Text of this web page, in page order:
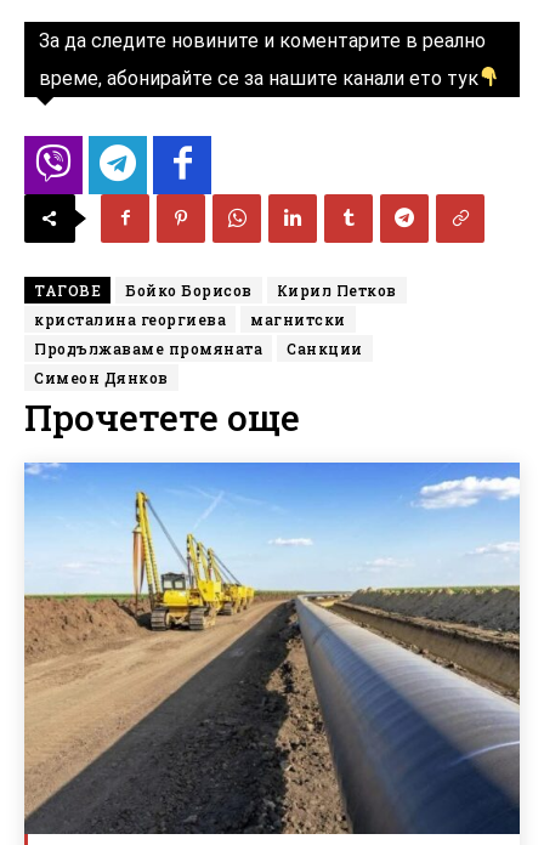
За да следите новините и коментарите в реално
време, абонирайте се за нашите канали ето тук
ТАГОВЕ Бойко Борисов
Кирил Петков
кристалина георгиева
магнитски
Продължаваме промяната
Санкции
Симеон Дянков
Прочетете още